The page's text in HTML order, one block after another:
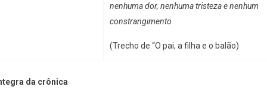
nenhuma dor, nenhuma tristeza e nenhum
constrangimento
(Trecho de “O pai, a filha e o balão)
da crônica